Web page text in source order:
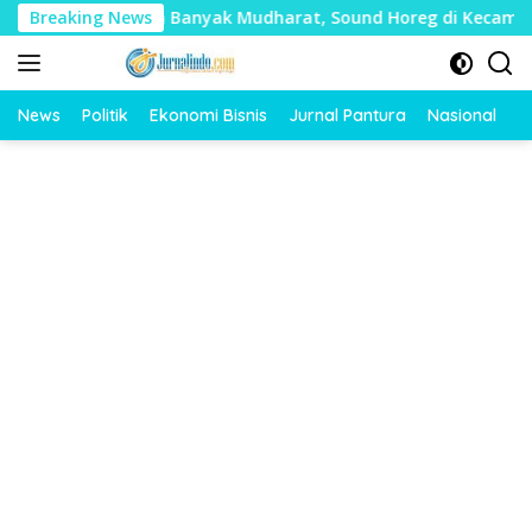
Langsung
ke
konten
Breaking News
Timbulkan Banyak Mudharat, Sound Horeg di Kecamatan
News Politik Ekonomi Bisnis Jurnal Pantura Nasional